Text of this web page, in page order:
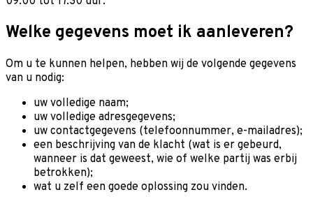
Welke gegevens moet ik aanleveren?
Om u te kunnen helpen, hebben wij de volgende gegevens
van u nodig:
uw volledige naam;
uw volledige adresgegevens;
uw contactgegevens (te­le­foon­num­mer, e-mail­adres);
een be­schrij­ving van de klacht (wat is er ge­beurd,
wanneer is dat geweest, wie of welke partij was erbij
betrokken);
wat u zelf een goe­de op­los­sing zou vin­den.